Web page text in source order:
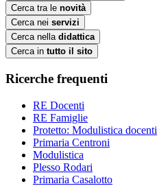
Cerca tra le novità
Cerca nei servizi
Cerca nella didattica
Cerca in tutto il sito
Ricerche frequenti
RE Docenti
RE Famiglie
Protetto: Modulistica docenti
Primaria Centroni
Modulistica
Plesso Rodari
Primaria Casalotto